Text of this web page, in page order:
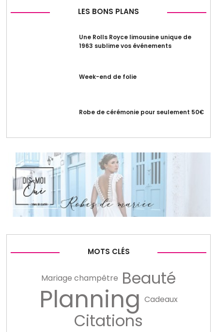
LES BONS PLANS
Une Rolls Royce limousine unique de
1963 sublime vos événements
Week-end de folie
Robe de cérémonie pour seulement 50€
MOTS CLÉS
Mariage champêtre Beauté
Planning Cadeaux
Citations